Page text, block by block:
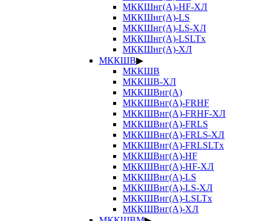
МККШнг(А)-HF-ХЛ
МККШнг(А)-LS
МККШнг(А)-LS-ХЛ
МККШнг(А)-LSLTx
МККШнг(А)-ХЛ
МККШВ▶
МККШВ
МККШВ-ХЛ
МККШВнг(А)
МККШВнг(А)-FRHF
МККШВнг(А)-FRHF-ХЛ
МККШВнг(А)-FRLS
МККШВнг(А)-FRLS-ХЛ
МККШВнг(А)-FRLSLTx
МККШВнг(А)-HF
МККШВнг(А)-HF-ХЛ
МККШВнг(А)-LS
МККШВнг(А)-LS-ХЛ
МККШВнг(А)-LSLTx
МККШВнг(А)-ХЛ